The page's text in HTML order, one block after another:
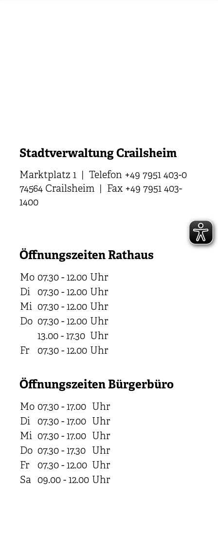
Stadtverwaltung Crailsheim
Marktplatz 1 | Telefon +49 7951 403-0
74564 Crailsheim | Fax +49 7951 403-
1400
Öffnungszeiten Rathaus
Mo 07.30 - 12.00 Uhr
Di
07.30 - 12.00 Uhr
Mi 07.30 - 12.00 Uhr
Do 07.30 - 12.00 Uhr
13.00 - 17.30 Uhr
Fr
07.30 - 12.00 Uhr
Öffnungszeiten Bürgerbüro
Mo 07.30 - 17.00 Uhr
Di
07.30 - 17.00 Uhr
Mi 07.30 - 17.00 Uhr
Do 07.30 - 17.30 Uhr
Fr
07.30 - 12.00 Uhr
Sa 09.00 - 12.00 Uhr